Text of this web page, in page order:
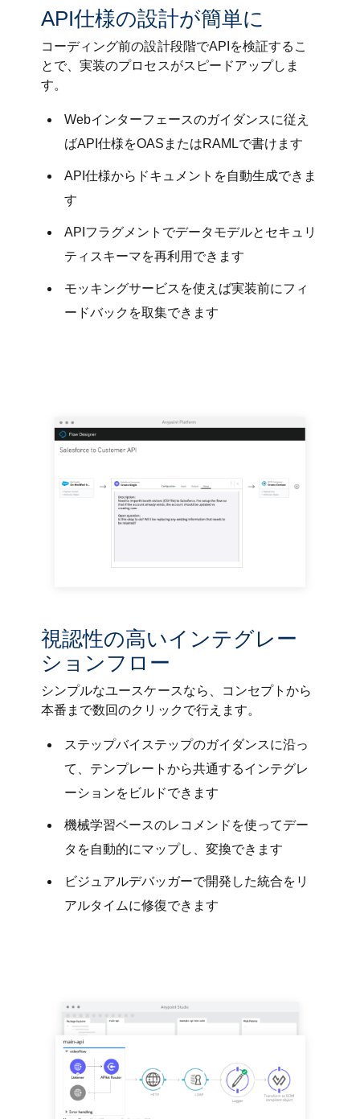
API仕様の設計が簡単に
コーディング前の設計段階でAPIを検証するこ
とで、実装のプロセスがスピードアップしま
す。
Webインターフェースのガイダンスに従え
ばAPI仕様をOASまたはRAMLで書けます
API仕様からドキュメントを自動生成できま
す
APIフラグメントでデータモデルとセキュリ
ティスキーマを再利用できます
モッキングサービスを使えば実装前にフィ
ードバックを取集できます
視認性の高いインテグレー
ションフロー
シンプルなユースケースなら、コンセプトから
本番まで数回のクリックで行えます。
ステップバイステップのガイダンスに沿っ
て、テンプレートから共通するインテグレ
ーションをビルドできます
機械学習ベースのレコメンドを使ってデー
タを自動的にマップし、変換できます
ビジュアルデバッガーで開発した統合をリ
アルタイムに修復できます